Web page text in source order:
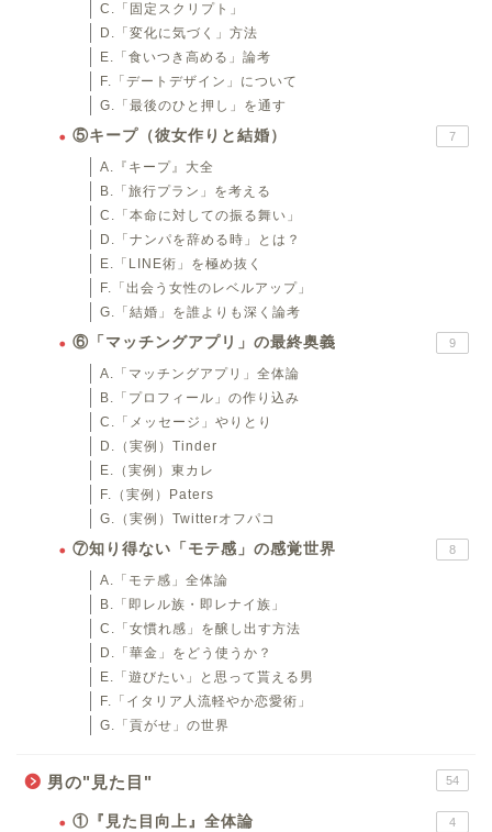
C.「固定スクリプト」
D.「変化に気づく」方法
E.「食いつき高める」論考
F.「デートデザイン」について
G.「最後のひと押し」を通す
⑤キープ（彼女作りと結婚） 7
A.『キープ』大全
B.「旅行プラン」を考える
C.「本命に対しての振る舞い」
D.「ナンパを辞める時」とは？
E.「LINE術」を極め抜く
F.「出会う女性のレベルアップ」
G.「結婚」を誰よりも深く論考
⑥「マッチングアプリ」の最終奥義 9
A.「マッチングアプリ」全体論
B.「プロフィール」の作り込み
C.「メッセージ」やりとり
D.（実例）Tinder
E.（実例）東カレ
F.（実例）Paters
G.（実例）Twitterオフパコ
⑦知り得ない「モテ感」の感覚世界 8
A.「モテ感」全体論
B.「即レル族・即レナイ族」
C.「女慣れ感」を醸し出す方法
D.「華金」をどう使うか？
E.「遊びたい」と思って貰える男
F.「イタリア人流軽やか恋愛術」
G.「貢がせ」の世界
男の"見た目" 54
①『見た目向上』全体論 4